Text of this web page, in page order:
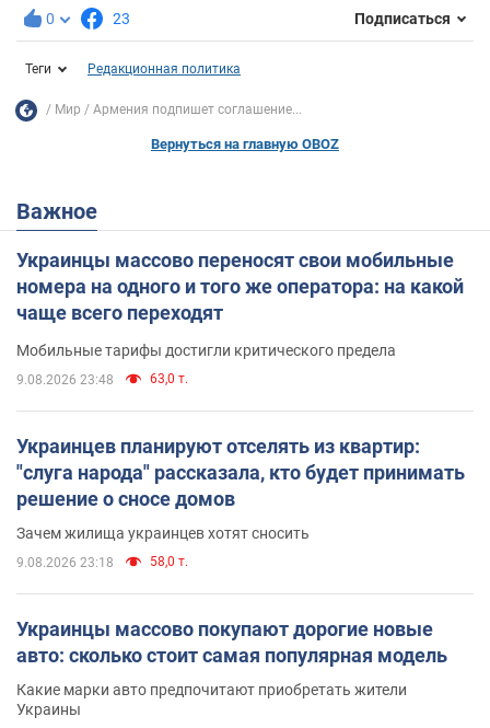
0 23 Подписаться
Теги Редакционная политика
Мир Армения подпишет соглашение...
Вернуться на главную OBOZ
Важное
Украинцы массово переносят свои мобильные
номера на одного и того же оператора: на какой
чаще всего переходят
Мобильные тарифы достигли критического предела
9.08.2026 23:48 63,0 т.
Украинцев планируют отселять из квартир:
"слуга народа" рассказала, кто будет принимать
решение о сносе домов
Зачем жилища украинцев хотят сносить
9.08.2026 23:18 58,0 т.
Украинцы массово покупают дорогие новые
авто: сколько стоит самая популярная модель
Какие марки авто предпочитают приобретать жители
Украины